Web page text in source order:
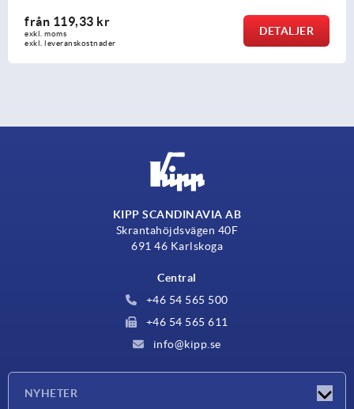
från116,74 kr
exkl. moms
exkl. leveranskostnader
DETALJER
KIPP SCANDINAVIA AB
Skrantahöjdsvägen 40F
691 46 Karlskoga
Central
+46 54 565 500
+46 54 565 611
info@kipp.se
NYHETER